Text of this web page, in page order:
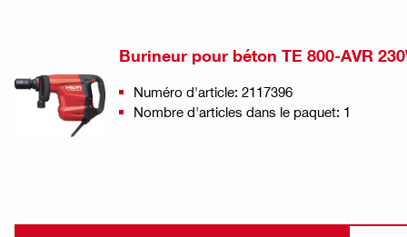
Burineur pour béton TE 800-AVR
Numéro d'article: 2117396
Nombre d'articles dans le paquet: 1